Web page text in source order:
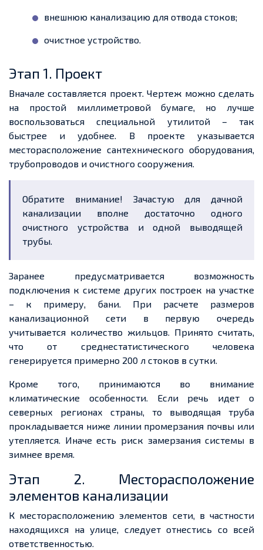
внешнюю канализацию для отвода стоков;
очистное устройство.
Этап 1. Проект
Вначале составляется проект. Чертеж можно сделать
на простой миллиметровой бумаге, но лучше
воспользоваться специальной утилитой – так
быстрее и удобнее. В проекте указывается
месторасположение сантехнического оборудования,
трубопроводов и очистного сооружения.
Обратите внимание! Зачастую для дачной
канализации вполне достаточно одного
очистного устройства и одной выводящей
трубы.
Заранее предусматривается возможность
подключения к системе других построек на участке
– к примеру, бани. При расчете размеров
канализационной сети в первую очередь
учитывается количество жильцов. Принято считать,
что от среднестатистического человека
генерируется примерно 200 л стоков в сутки.
Кроме того, принимаются во внимание
климатические особенности. Если речь идет о
северных регионах страны, то выводящая труба
прокладывается ниже линии промерзания почвы или
утепляется. Иначе есть риск замерзания системы в
зимнее время.
Этап 2. Месторасположение
элементов канализации
К месторасположению элементов сети, в частности
находящихся на улице, следует отнестись со всей
ответственностью.